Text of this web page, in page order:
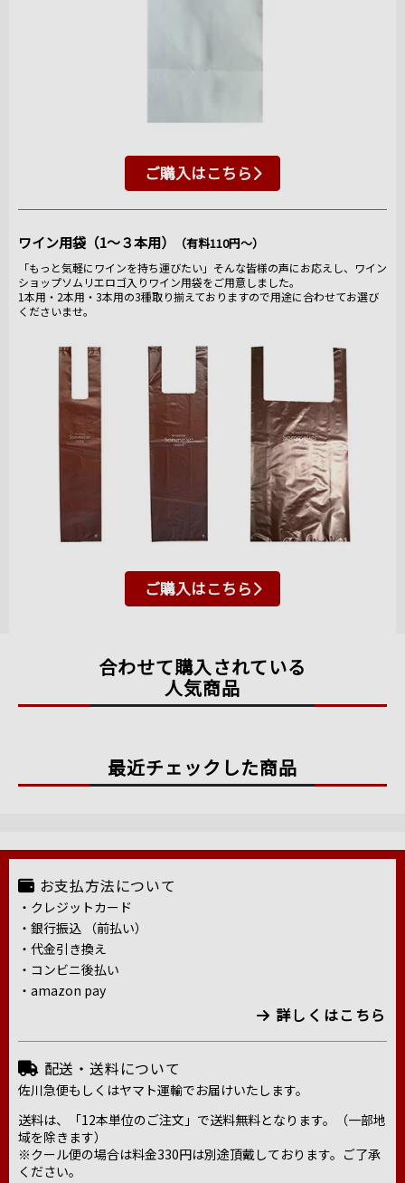
ご購入はこちら
ワイン用袋（1～３本用） （有料110円～）
「もっと気軽にワインを持ち運びたい」そんな皆様の声にお応えし、ワイン
ショップソムリエロゴ入りワイン用袋をご用意しました。
1本用・2本用・3本用の3種取り揃えておりますので用途に合わせてお選び
くださいませ。
ご購入はこちら
合わせて購入されている
人気商品
最近チェックした商品
お支払方法について
・クレジットカード
・銀行振込 （前払い）
・代金引き換え
・コンビニ後払い
・amazon pay
詳しくはこちら
配送・送料について
佐川急便もしくはヤマト運輸でお届けいたします。
送料は、「12本単位のご注文」で送料無料となります。（一部地
域を除きます）
※クール便の場合は料金330円は別途頂戴しております。ご了承
ください。